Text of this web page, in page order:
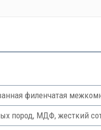
филенчатая
пород, МДФ, жесткий